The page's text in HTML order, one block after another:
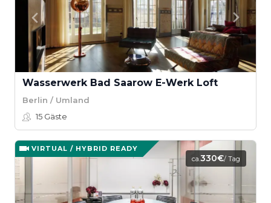
Wasserwerk Bad Saarow E-Werk Loft
Berlin / Umland
15 Gäste
VIRTUAL / HYBRID READY
ca.330€/ Tag